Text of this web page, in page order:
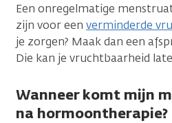
Een onregelmatige
zijn voor een verminderde
je zorgen? Maak dan een
Die kan je vruchtbaarheid
Wanneer komt mijn
na hormoontherapie?